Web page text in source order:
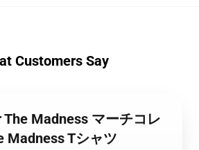
Customers Say
Madness マーチコレ
Madness Tシャツ